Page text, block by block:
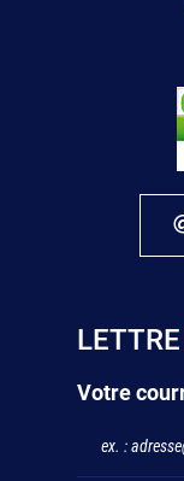
LETTRE
Votre